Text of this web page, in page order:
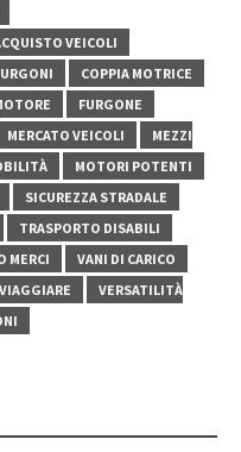
VEICOLI
COPPIA MOTRICE
FURGONE
MERCATO VEICOLI
MEZZI
MOTORI POTENTI
SICUREZZA STRADALE
TRASPORTO DISABILI
MERCI
VANI DI CARICO
VERSATILITÀ